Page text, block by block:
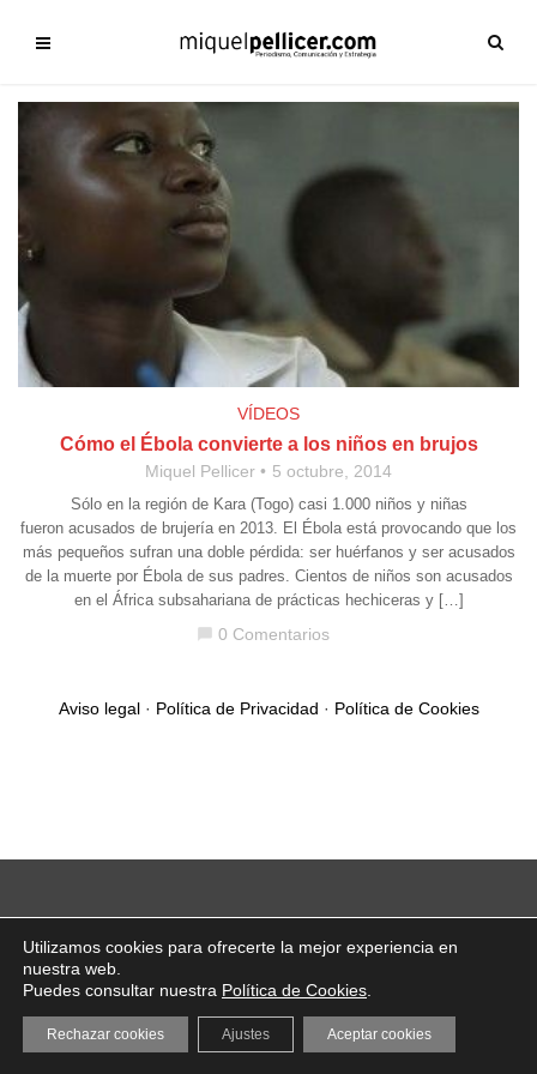
VÍDEOS
Cómo el Ébola convierte a los niños en brujos
Miquel Pellicer 5 octubre, 2014
Sólo en la región de Kara (Togo) casi 1.000 niños y niñas
fueron acusados de brujería en 2013. El Ébola está provocando que los
más pequeños sufran una doble pérdida: ser huérfanos y ser acusados
de la muerte por Ébola de sus padres. Cientos de niños son acusados
en el África subsahariana de prácticas hechiceras y […]
chat_bubble 0 Comentarios
Aviso legal· Política de Privacidad · Política de Cookies
Utilizamos cookies para ofrecerte la mejor experiencia en
nuestra web.
Puedes consultar nuestra Política de Cookies
Aceptar cookies
Rechazar cookies Ajustes